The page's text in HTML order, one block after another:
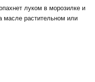
луком в морозилке и
масле растительном или